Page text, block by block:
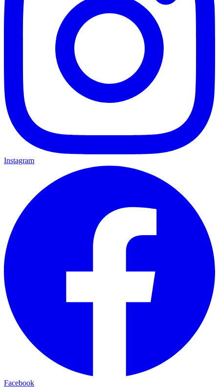
Instagram
Facebook